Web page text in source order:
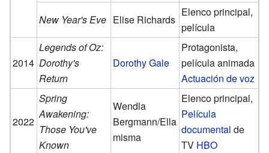
New Year's Eve Elise Richards
Elenco principal,
película
2014
Legends of Oz:
Dorothy's
Return
Dorothy Gale
Protagonista,
película animada
Actuación de voz
2022
Spring
Awakening:
Those You've
Known
Wendla
Bergmann/Ella
misma
Elenco principal,
Película
documental de
TV HBO